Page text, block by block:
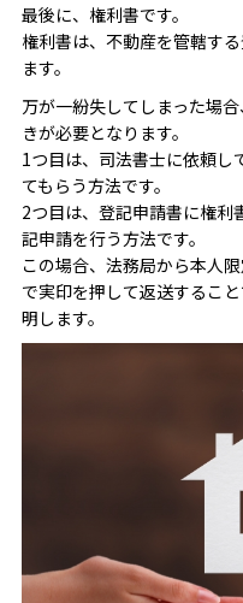
最後に、権利書です。
権利書は、不動産を管轄す
ます。
万が一紛失してしまった場
きが必要となります。
1つ目は、司法書士に依頼し
てもらう方法です。
2つ目は、登記申請書に権利
記申請を行う方法です。
この場合、法務局から本人
で実印を押して返送するこ
明します。